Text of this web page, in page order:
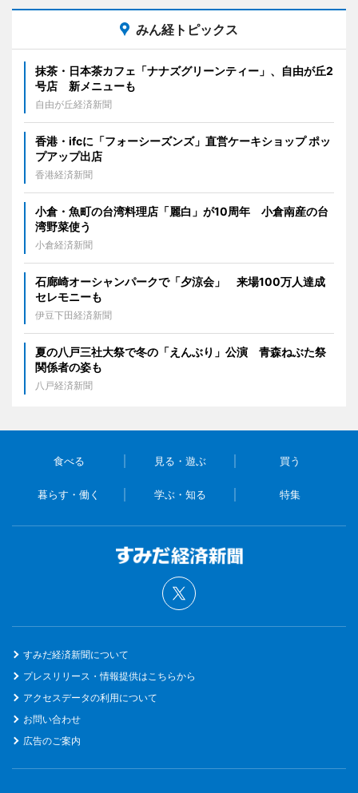
みん経トピックス
抹茶・日本茶カフェ「ナナズグリーンティー」、自由が丘2
号店 新メニューも
自由が丘経済新聞
香港・ifcに「フォーシーズンズ」直営ケーキショップ ポッ
プアップ出店
香港経済新聞
小倉・魚町の台湾料理店「麗白」が10周年 小倉南産の台
湾野菜使う
小倉経済新聞
石廊崎オーシャンパークで「夕涼会」 来場100万人達成
セレモニーも
伊豆下田経済新聞
夏の八戸三社大祭で冬の「えんぶり」公演 青森ねぶた祭
関係者の姿も
八戸経済新聞
食べる 見る・遊ぶ 買う
暮らす・働く 学ぶ・知る 特集
すみだ経済新聞について
プレスリリース・情報提供はこちらから
アクセスデータの利用について
お問い合わせ
広告のご案内